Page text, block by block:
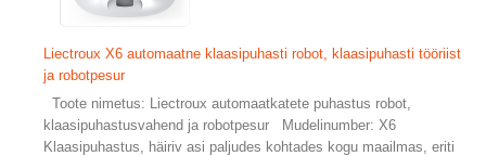
Liectroux X6 automaatne klaasipuhasti robot, klaasipuhasti tööriist
ja robotpesur
Toote nimetus: Liectroux automaatkatete puhastus robot,
klaasipuhastusvahend ja robotpesur Mudelinumber: X6
Klaasipuhastus, häiriv asi paljudes kohtades kogu maailmas, eriti